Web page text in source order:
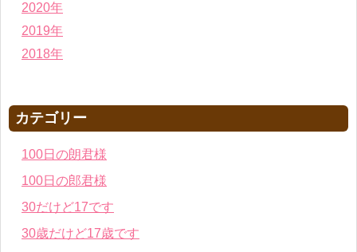
2020年
2019年
2018年
カテゴリー
100日の朗君様
100日の郎君様
30だけど17です
30歳だけど17歳です